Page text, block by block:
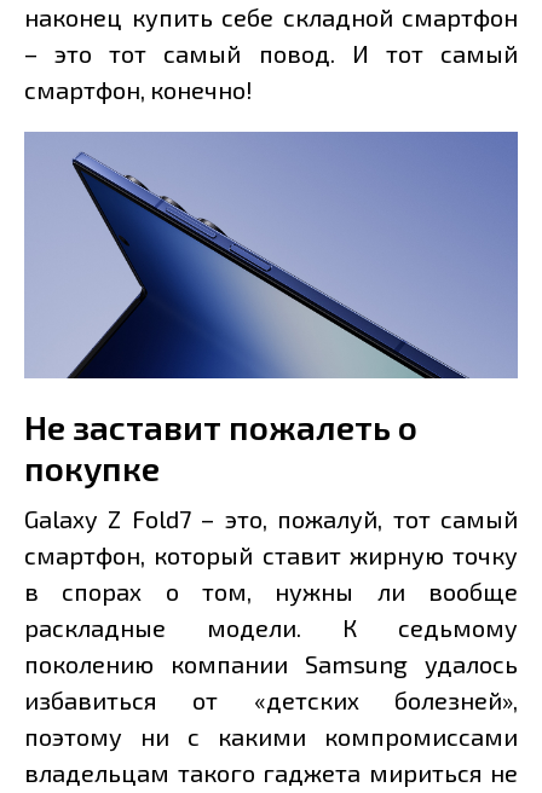
наконец купить себе складной смартфон
– это тот самый повод. И тот самый
смартфон, конечно!
Не заставит пожалеть о
покупке
Galaxy Z Fold7 – это, пожалуй, тот самый
смартфон, который ставит жирную точку
в спорах о том, нужны ли вообще
раскладные модели. К седьмому
поколению компании Samsung удалось
избавиться от «детских болезней»,
поэтому ни с какими компромиссами
владельцам такого гаджета мириться не